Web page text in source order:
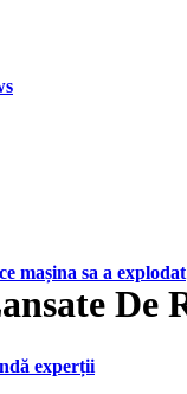
mașina sa a explodat
experții
De